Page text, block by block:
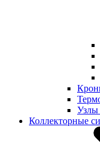
Узлы
Коллекторные